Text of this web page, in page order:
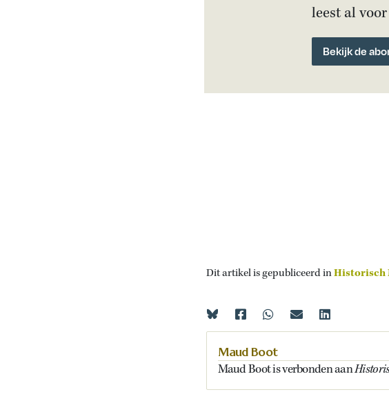
leest al
Bekijk de
Dit artikel is gepubliceerd inHistorisch
Maud Boot
Maud Boot is verbonden aan